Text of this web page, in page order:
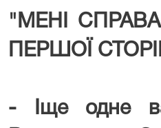
"МЕНІ
ПЕРШОЇ
- Іще одне